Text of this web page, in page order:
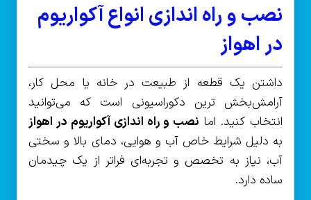
نصب و راه‌ اندازی انواع آکواریوم
در اهواز
داشتن یک قطعه از طبیعت در خانه یا محل کار،
آرامش‌بخش ترین دکوراسیونی است که می‌توانید
انتخاب کنید. اما نصب و راه‌ اندازی آکواریوم در اهواز
به دلیل شرایط خاص آب و هوایی، دمای بالا و سختی
آب، نیاز به تخصص و تجربه‌ای فراتر از یک چیدمان
ساده دارد.